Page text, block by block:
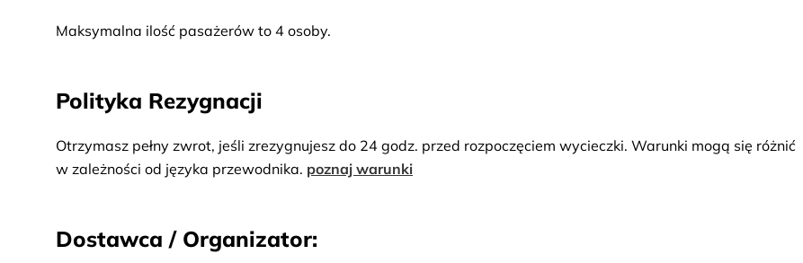
Maksymalna ilość pasażerów to 4 osoby.
Polityka Rezygnacji
Otrzymasz pełny zwrot, jeśli zrezygnujesz do 24 godz. przed rozpoczęciem wycieczki. Warunki mogą się różnić
w zależności od języka przewodnika. poznaj warunki
Dostawca / Organizator: